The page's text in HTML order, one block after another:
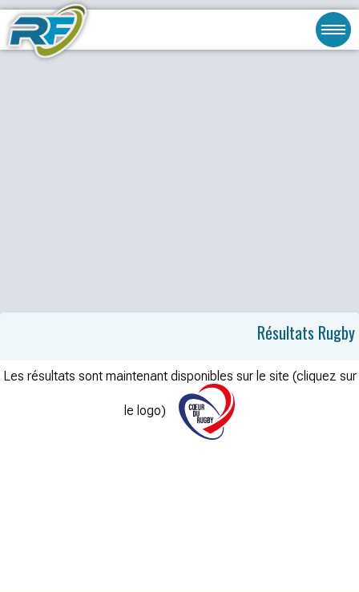
Résultats Rugby
Les résultats sont maintenant disponibles sur le site (cliquez sur
le logo)